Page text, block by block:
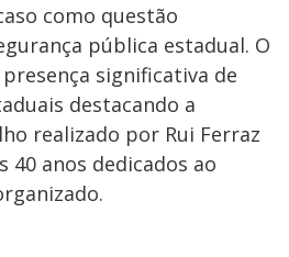
como questão
pública estadual. O
significativa de
destacando a
realizado por Rui Ferraz
40 anos dedicados ao